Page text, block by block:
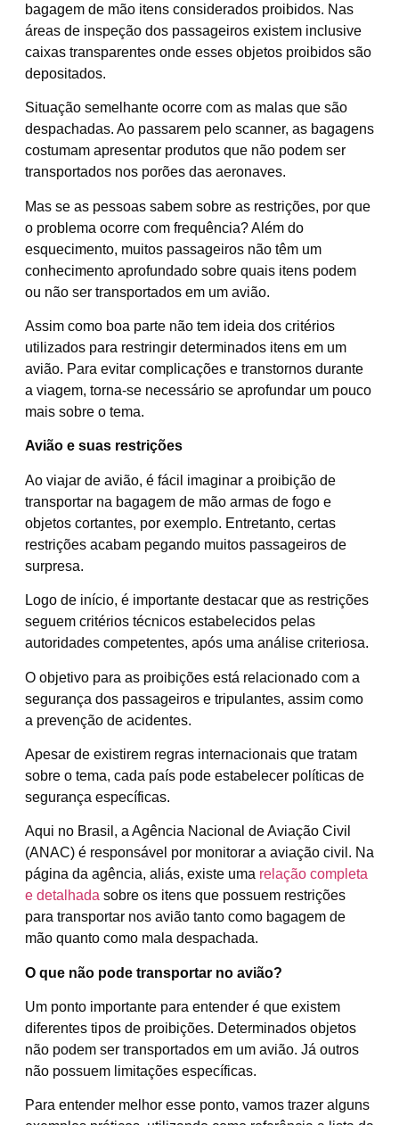
bagagem de mão itens considerados proibidos. Nas
áreas de inspeção dos passageiros existem inclusive
caixas transparentes onde esses objetos proibidos são
depositados.
Situação semelhante ocorre com as malas que são
despachadas. Ao passarem pelo scanner, as bagagens
costumam apresentar produtos que não podem ser
transportados nos porões das aeronaves.
Mas se as pessoas sabem sobre as restrições, por que
o problema ocorre com frequência? Além do
esquecimento, muitos passageiros não têm um
conhecimento aprofundado sobre quais itens podem
ou não ser transportados em um avião.
Assim como boa parte não tem ideia dos critérios
utilizados para restringir determinados itens em um
avião. Para evitar complicações e transtornos durante
a viagem, torna-se necessário se aprofundar um pouco
mais sobre o tema.
Avião e suas restrições
Ao viajar de avião, é fácil imaginar a proibição de
transportar na bagagem de mão armas de fogo e
objetos cortantes, por exemplo. Entretanto, certas
restrições acabam pegando muitos passageiros de
surpresa.
Logo de início, é importante destacar que as restrições
seguem critérios técnicos estabelecidos pelas
autoridades competentes, após uma análise criteriosa.
O objetivo para as proibições está relacionado com a
segurança dos passageiros e tripulantes, assim como
a prevenção de acidentes.
Apesar de existirem regras internacionais que tratam
sobre o tema, cada país pode estabelecer políticas de
segurança específicas.
Aqui no Brasil, a Agência Nacional de Aviação Civil
(ANAC) é responsável por monitorar a aviação civil. Na
página da agência, aliás, existe uma relação completa
e detalhada sobre os itens que possuem restrições
para transportar nos avião tanto como bagagem de
mão quanto como mala despachada.
O que não pode transportar no avião?
Um ponto importante para entender é que existem
diferentes tipos de proibições. Determinados objetos
não podem ser transportados em um avião. Já outros
não possuem limitações específicas.
Para entender melhor esse ponto, vamos trazer alguns